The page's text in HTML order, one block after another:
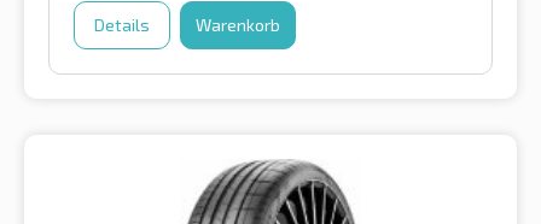
Details Warenkorb